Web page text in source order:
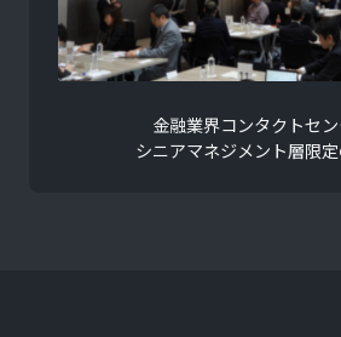
金融業界コンタクトセ
シニアマネジメント層限